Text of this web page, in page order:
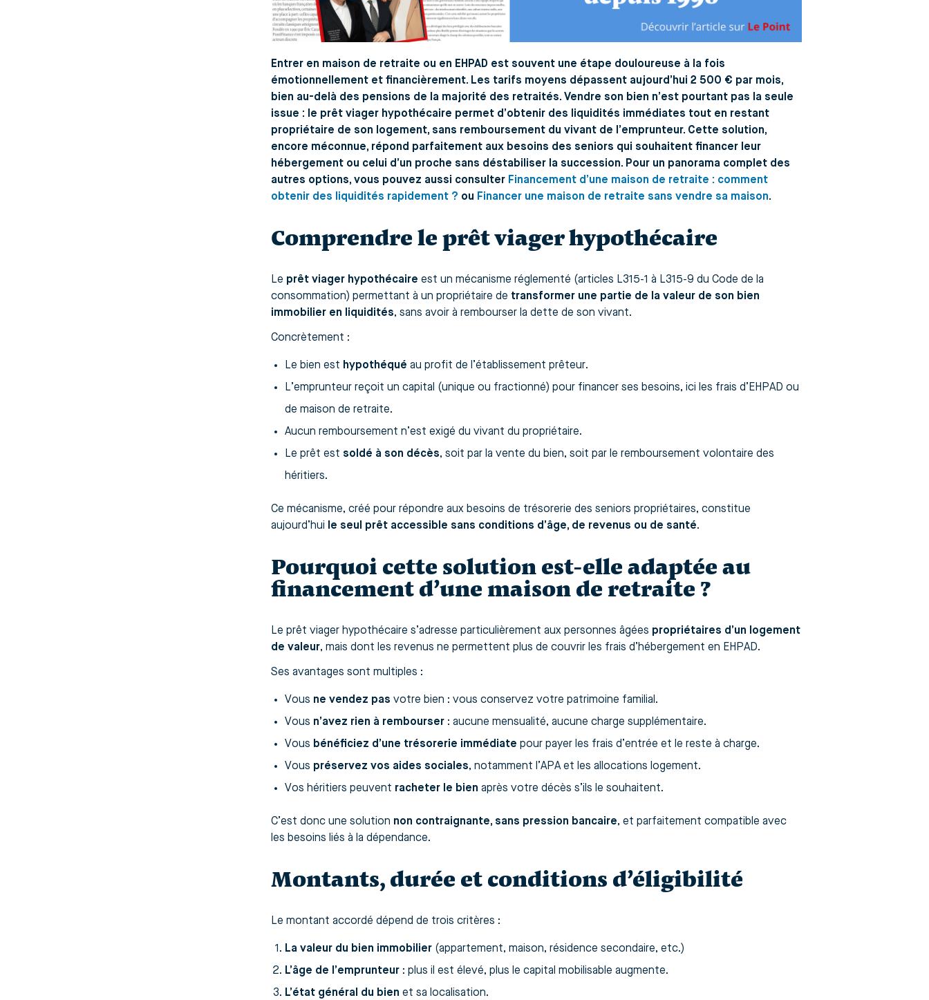
Entrer en maison de retraite ou en EHPAD est souvent une étape douloureuse à la fois
émotionnellement et financièrement. Les tarifs moyens dépassent aujourd’hui 2 500 € par mois,
bien au-delà des pensions de la majorité des retraités. Vendre son bien n’est pourtant pas la seule
issue : le prêt viager hypothécaire permet d’obtenir des liquidités immédiates tout en restant
propriétaire de son logement, sans remboursement du vivant de l’emprunteur. Cette solution,
encore méconnue, répond parfaitement aux besoins des seniors qui souhaitent financer leur
hébergement ou celui d’un proche sans déstabiliser la succession. Pour un panorama complet des
autres options, vous pouvez aussi consulter Financement d’une maison de retraite : comment
obtenir des liquidités rapidement ? ou Financer une maison de retraite sans vendre sa maison.
Comprendre le prêt viager hypothécaire
Le prêt viager hypothécaire est un mécanisme réglementé (articles L315-1 à L315-9 du Code de la
consommation) permettant à un propriétaire de transformer une partie de la valeur de son bien
immobilier en liquidités, sans avoir à rembourser la dette de son vivant.
Concrètement :
Le bien est hypothéqué au profit de l’établissement prêteur.
L’emprunteur reçoit un capital (unique ou fractionné) pour financer ses besoins, ici les frais d’EHPAD ou
de maison de retraite.
Aucun remboursement n’est exigé du vivant du propriétaire.
Le prêt est soldé à son décès, soit par la vente du bien, soit par le remboursement volontaire des
héritiers.
Ce mécanisme, créé pour répondre aux besoins de trésorerie des seniors propriétaires, constitue
aujourd’hui
le seul prêt accessible sans conditions d’âge, de revenus ou de santé.
Pourquoi cette solution est-elle adaptée au
financement d’une maison de retraite ?
Le prêt viager hypothécaire s’adresse particulièrement aux personnes âgées propriétaires d’un logement
de valeur, mais dont les revenus ne permettent plus de couvrir les frais d’hébergement en EHPAD.
Ses avantages sont multiples :
Vous ne vendez pas votre bien : vous conservez votre patrimoine familial.
Vous n’avez rien à rembourser : aucune mensualité, aucune charge supplémentaire.
Vous bénéficiez d’une trésorerie immédiate pour payer les frais d’entrée et le reste à charge.
Vous préservez vos aides sociales, notamment l’APA et les allocations logement.
Vos héritiers peuvent racheter le bien après votre décès s’ils le souhaitent.
C’est donc une solution non contraignante, sans pression bancaire, et parfaitement compatible avec
les besoins liés à la dépendance.
Montants, durée et conditions d’éligibilité
Le montant accordé dépend de trois critères :
La valeur du bien immobilier (appartement, maison, résidence secondaire, etc.)
L’âge de l’emprunteur : plus il est élevé, plus le capital mobilisable augmente.
L’état général du bien et sa localisation.